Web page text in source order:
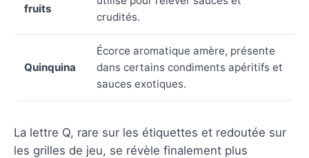
fruits
crudités.
Quinquina
Écorce aromatique amère, présente
dans certains condiments apéritifs et
sauces exotiques.
La lettre Q, rare sur les étiquettes et redoutée sur
les grilles de jeu, se révèle finalement plus